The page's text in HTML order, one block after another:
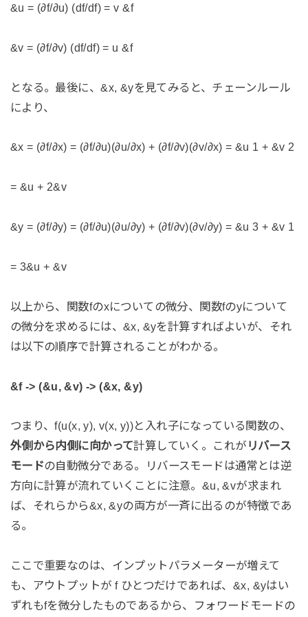
&u = (∂f/∂u) (df/df) = v &f
&v = (∂f/∂v) (df/df) = u &f
となる。最後に、&x, &yを見てみると、チェーンルール
により、
&x = (∂f/∂x) = (∂f/∂u)(∂u/∂x) + (∂f/∂v)(∂v/∂x) = &u 1 + &v 2
= &u + 2&v
&y = (∂f/∂y) = (∂f/∂u)(∂u/∂y) + (∂f/∂v)(∂v/∂y) = &u 3 + &v 1
= 3&u + &v
以上から、関数fのxについての微分、関数fのyについて
の微分を求めるには、&x, &yを計算すればよいが、それ
は以下の順序で計算されることがわかる。
&f -> (&u, &v) -> (&x, &y)
つまり、f(u(x, y), v(x, y))と入れ子になっている関数の、
外側から内側に向かって計算していく。これが リバース
モードの自動微分である。リバースモードは通常とは逆
方向に計算が流れていくことに注意。&u, &vが求まれ
ば、それらから&x, &yの両方が一斉に出るのが特徴であ
る。
ここで重要なのは、インプットパラメーターが増えて
も、アウトプットが f ひとつだけであれば、&x, &yはい
ずれもfを微分したものであるから、フォワードモードの